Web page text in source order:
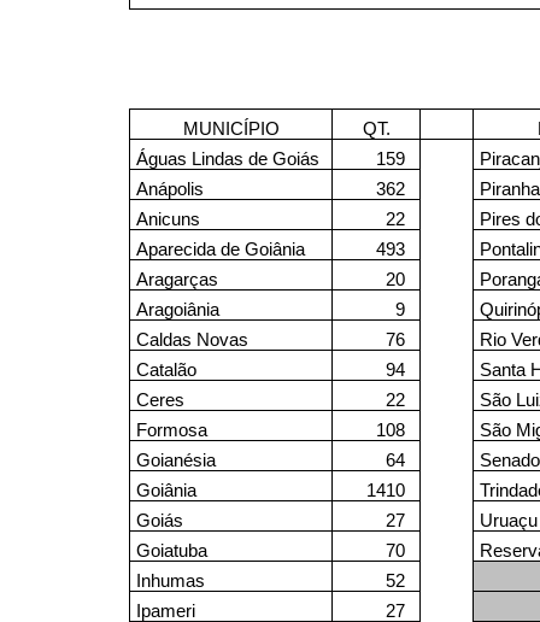
MUNICÍPIO QT.
Águas Lindas de Goiás
159
Anápolis
362
Anicuns
22
Pires
Aparecida de Goiânia
493
Aragarças
20
Aragoiânia
9
Caldas Novas
76
Rio
Catalão
94
Santa
Ceres
22
São
Formosa
108
São
Goianésia
64
Goiânia
1410
Goiás
27
Uruaçu
Goiatuba
70
Inhumas
52
Ipameri
27